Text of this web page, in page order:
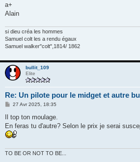
a+
Alain
si dieu créa les hommes
Samuel colt les a rendu égaux
Samuel walker"colt",1814/ 1862
bullit_109
Elite
Re: Un pilote pour le midget et autre
M
s
a
g
e
27 Avr 2025, 18:35
Il top ton moulage.
En feras tu d'autre? Selon le prix je serai
TO BE OR NOT TO BE...